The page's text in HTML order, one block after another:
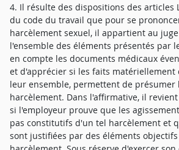
4. Il résulte des dispositions des articles
du code du travail que pour se
harcèlement sexuel, il appartient au
l'ensemble des éléments présentés par
en compte les documents médicaux
et d'apprécier si les faits matériellement
leur ensemble, permettent de présumer
harcèlement. Dans l'affirmative, il
si l'employeur prouve que les
pas constitutifs d'un tel harcèlement et
sont justifiées par des éléments